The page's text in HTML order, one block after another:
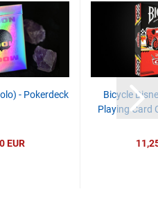
- Pokerdeck
EUR
Bicycle
Playing Card